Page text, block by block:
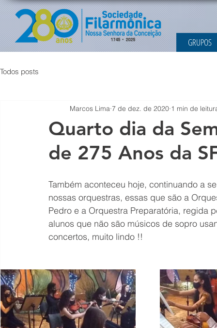
GRUPOS
Todos posts
Quarto dia da
de 275 Anos da
Marcos Lima 7 de dez. de 2020 1 min de
Também aconteceu hoje, continuando a
nossas orquestras, essas que são a
Pedro e a Orquestra Preparatória, regida
alunos que não são músicos de sopro
concertos, muito lindo !!